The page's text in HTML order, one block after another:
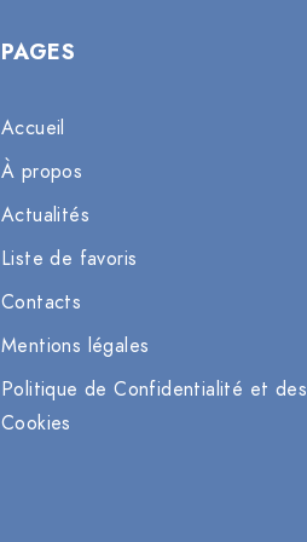
PAGES
Accueil
À propos
Actualités
Liste de favoris
Contacts
Mentions légales
Politique de Confidentialité et des
Cookies